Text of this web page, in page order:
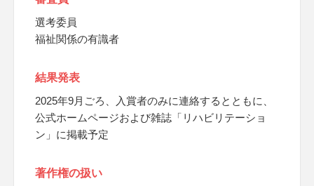
選考委員
福祉関係の有識者
結果発表
2025年9月ごろ、入賞者のみに連絡するとともに、
公式ホームページおよび雑誌「リハビリテーショ
ン」に掲載予定
著作権の扱い